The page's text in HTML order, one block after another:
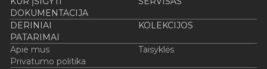
DOKUMENTACIJA
DERINIAI
KOLEKCIJOS
PATARIMAI
Apie mus
Taisyklės
Privatumo politika